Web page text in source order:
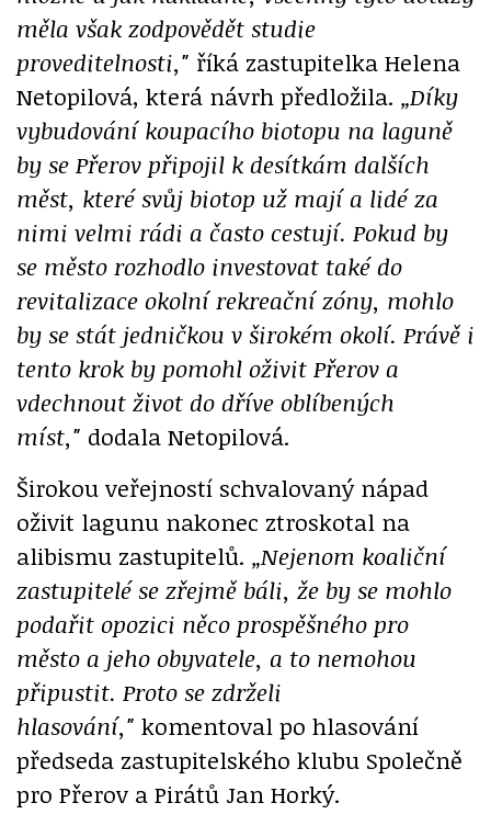
měla však zodpovědět studie
proveditelnosti," říká zastupitelka Helena
Netopilová, která návrh předložila. „Díky
vybudování koupacího biotopu na laguně
by se Přerov připojil k desítkám dalších
měst, které svůj biotop už mají a lidé za
nimi velmi rádi a často cestují. Pokud by
se město rozhodlo investovat také do
revitalizace okolní rekreační zóny, mohlo
by se stát jedničkou v širokém okolí. Právě i
tento krok by pomohl oživit Přerov a
vdechnout život do dříve oblíbených
míst," dodala Netopilová.
Širokou veřejností schvalovaný nápad
oživit lagunu nakonec ztroskotal na
alibismu zastupitelů. „Nejenom koaliční
zastupitelé se zřejmě báli, že by se mohlo
podařit opozici něco prospěšného pro
město a jeho obyvatele, a to nemohou
připustit. Proto se zdrželi
hlasování," komentoval po hlasování
předseda zastupitelského klubu Společně
pro Přerov a Pirátů Jan Horký.